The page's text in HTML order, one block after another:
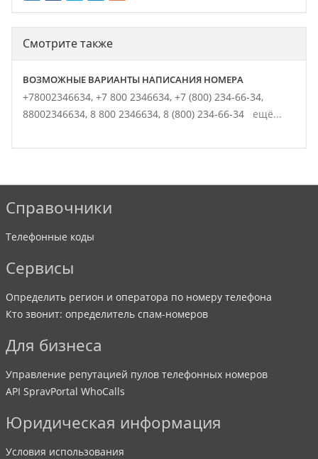
Смотрите также
ВОЗМОЖНЫЕ ВАРИАНТЫ НАПИСАНИЯ НОМЕРА
+78002346634, +7 800 2346634, +7 (800) 234-66-34,
88002346634, 8 800 2346634, 8 (800) 234-66-34 ещё...
Справочники
Телефонные коды
Сервисы
Определить регион и оператора по номеру телефона
Кто звонит: определитель спам-номеров
Для бизнеса
Управление репутацией пулов телефонных номеров
API SpravPortal WhoCalls
Юридическая информация
Условия использования